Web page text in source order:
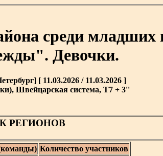
среди
Девочки.
[ 11.03.2026 / 11.03.2026 ]
Швейцарская система, T7 + 3''
РЕГИОНОВ
Количество участников